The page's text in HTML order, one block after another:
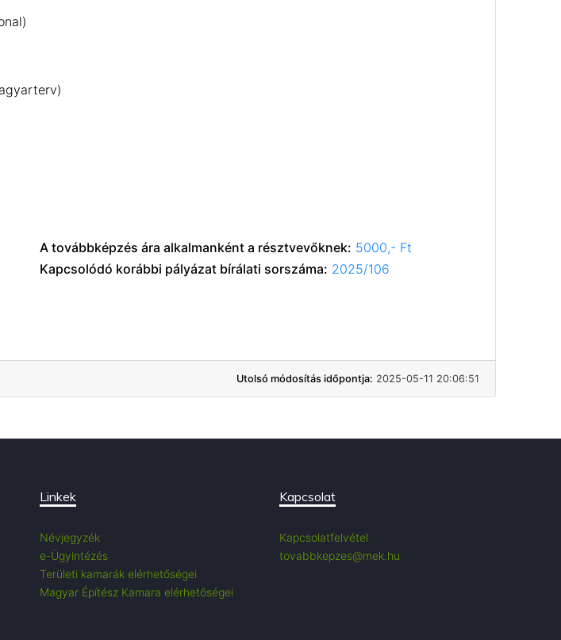
A továbbképzés ára alkalmanként a résztvevőknek: 5000,- Ft
Kapcsolódó korábbi pályázat bírálati sorszáma: 2025/106
Utolsó módosítás időpontja: 2025-05-11 20:06:51
Linkek
Névjegyzék
e-Ügyintézés
Területi kamarák elérhetőségei
Magyar Építész Kamara elérhetőségei
Kapcsolat
Kapcsolatfelvétel
tovabbkepzes@mek.hu